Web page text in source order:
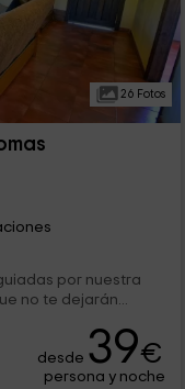
26 Fotos
no te dejarán...
desde 39€
persona y noche